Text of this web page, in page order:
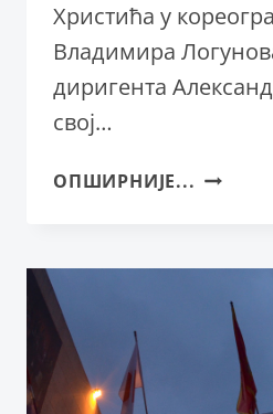
Христића у
Владимира
диригента
свој…
ОПШИРНИЈЕ...